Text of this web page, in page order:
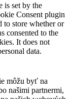
is set by the
Consent plugin
to store whether or
consented to the
It does not
data.
môžu byť na
našimi partnermi,